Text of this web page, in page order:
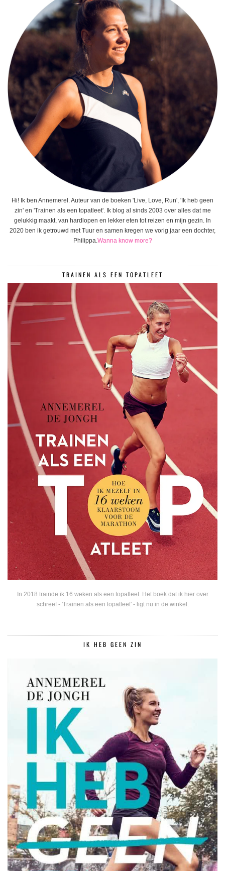
Hi! Ik ben Annemerel. Auteur van de boeken 'Live, Love, Run', 'Ik heb geen
zin' en 'Trainen als een topatleet'. Ik blog al sinds 2003 over alles dat me
gelukkig maakt, van hardlopen en lekker eten tot reizen en mijn gezin. In
2020 ben ik getrouwd met Tuur en samen kregen we vorig jaar een dochter,
Philippa.Wanna know more?
TRAINEN ALS EEN TOPATLEET
In 2018 trainde ik 16 weken als een topatleet. Het boek dat ik hier over
schreef - 'Trainen als een topatleet' - ligt nu in de winkel.
IK HEB GEEN ZIN